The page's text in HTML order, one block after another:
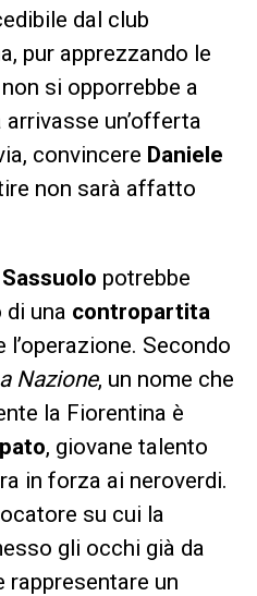
dal club
pur apprezzando le
si opporrebbe a
un’offerta
convincere Daniele
non sarà affatto
Sassuolo potrebbe
di una contropartita
l’operazione. Secondo
Nazione, un nome che
la Fiorentina è
, giovane talento
in forza ai neroverdi.
su cui la
gli occhi già da
rappresentare un